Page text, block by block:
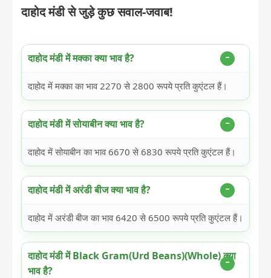
दाहोद मंडी से जुड़े कुछ सवाल-जवाब!
दाहोद मंडी में मक्का क्या भाव है?
दाहोद में मक्का का भाव 2270 से 2800 रूपये प्रति कुएंटल हैं।
दाहोद मंडी में सोयाबीन क्या भाव है?
दाहोद में सोयाबीन का भाव 6670 से 6830 रूपये प्रति कुएंटल हैं।
दाहोद मंडी में अरंडी बीज क्या भाव है?
दाहोद में अरंडी बीज का भाव 6420 से 6500 रूपये प्रति कुएंटल हैं।
दाहोद मंडी में Black Gram(Urd Beans)(Whole) क्या
भाव है?